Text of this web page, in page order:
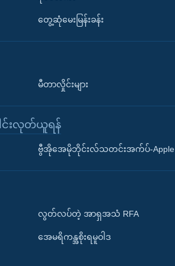
တွေ့ဆုံမေးမြန်းခန်း
မီတာလှိုင်းများ
င်းလုတ်ယူရန်
ဗွီအိုအေမိုဘိုင်းလ်သတင်းအက်ပ်-Apple
လွတ်လပ်တဲ့ အာရှအသံ RFA
အေမရိကန္အစိုးရမူဝါဒ